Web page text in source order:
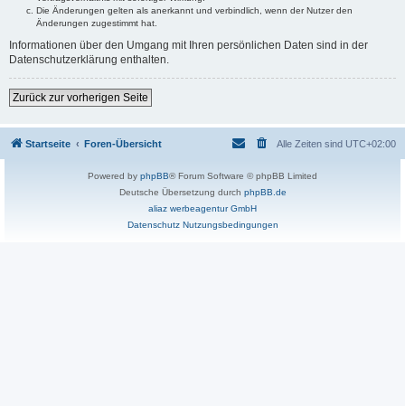
Die Änderungen gelten als anerkannt und verbindlich, wenn der Nutzer den
Änderungen zugestimmt hat.
Informationen über den Umgang mit Ihren persönlichen Daten sind in der
Datenschutzerklärung enthalten.
Zurück zur vorherigen Seite
Startseite Foren-Übersicht Alle Zeiten sind UTC+02:00
Powered by phpBB® Forum Software © phpBB Limited
Deutsche Übersetzung durch phpBB.de
aliaz werbeagentur GmbH
Datenschutz Nutzungsbedingungen